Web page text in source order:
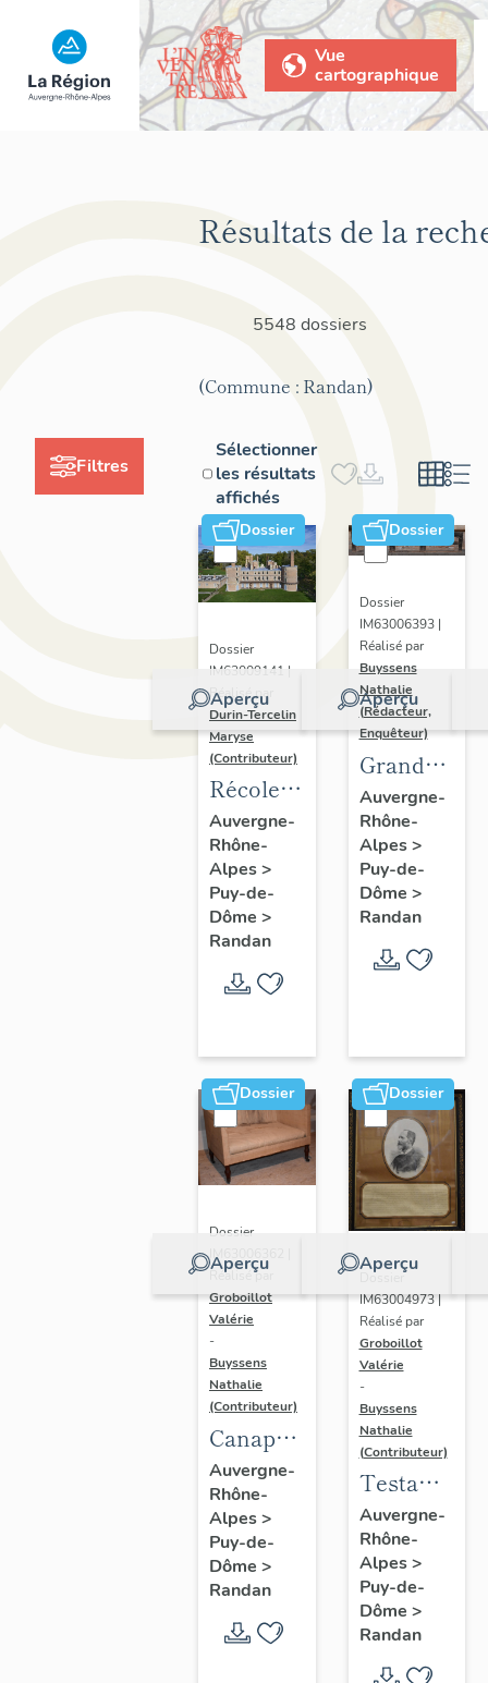
Vue
cartographique
Filtres
Résultats de la
5548 dossiers
(Commune : Randan)
Sélectionner
les résultats
affichés
Dossier
Aperçu
Dossier
IM63009141 |
Réalisé par
Durin-Tercelin
Maryse
(Contributeur)
Récolement-
inventaire
du fonds
mobilier
du
domaine
royal de
Randan
Auvergne-
Rhône-
Alpes>
Puy-de-
Dôme >
Randan
Dossier
Aperçu
Dossier
IM63006393 |
Réalisé par
Buyssens
Nathalie
(Rédacteur,
Enquêteur)
Grand
potager
Auvergne-
Rhône-
Alpes>
Puy-de-
Dôme >
Randan
Dossier
Aperçu
Dossier
IM63006362 |
Réalisé par
Groboillot
Valérie
-
Buyssens
Nathalie
(Contributeur)
Canapé
à joues
n° 2
Auvergne-
Rhône-
Alpes>
Puy-de-
Dôme >
Randan
Dossier
Aperçu
Dossier
IM63004973 |
Réalisé par
Groboillot
Valérie
-
Buyssens
Nathalie
(Contributeur)
Testament
politique
de
Philippe
d'Orléans,
comte de
Paris
Auvergne-
Rhône-
Alpes>
Puy-de-
Dôme >
Randan